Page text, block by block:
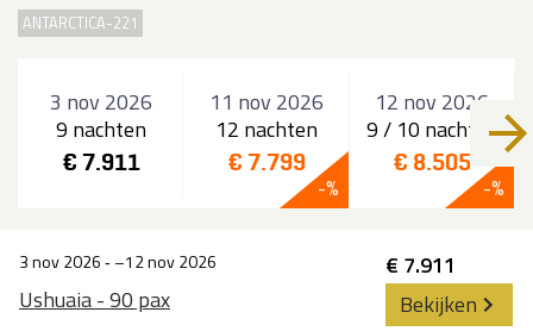
ANTARCTICA-221
3 nov 2026
9 nachten
€ 7.911
11 nov 2026
12 nachten
€ 7.799
12 nov 2026
9 / 10 nachten
€ 8.505
3 nov 2026‐ 12 nov 2026
Ushuaia - 90 pax
€ 7.911
Bekijken